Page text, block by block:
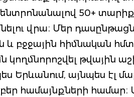
50+
վրա։ Մեր
բջջային հիմնական
կողմնորոշվել թվային
Երևանում, այնպես էլ
համայնքների